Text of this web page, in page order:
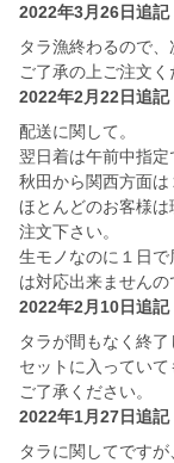
2022年3月26日追記
タラ漁終わるので、
ご了承の上ご注文く
2022年2月22日追記
配送に関して。
翌日着は午前中指定
秋田から関西方面は
ほとんどのお客様
注文下さい。
生モノなのに１日
は対応出来ませんの
2022年2月10日追記
タラが間もなく終了
セットに入っていて
ご了承ください。
2022年1月27日追記
タラに関してです